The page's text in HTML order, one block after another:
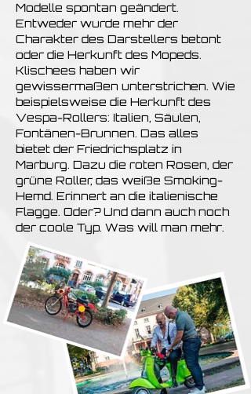
Modelle spontan geändert.
Entweder wurde mehr der
Charakter des Darstellers betont
oder die Herkunft des Mopeds.
Klischees haben wir
gewissermaßen unterstrichen. Wie
beispielsweise die Herkunft des
Vespa-Rollers: Italien, Säulen,
Fontänen-Brunnen. Das alles
bietet der Friedrichsplatz in
Marburg. Dazu die roten Rosen, der
grüne Roller, das weiße Smoking-
Hemd. Erinnert an die italienische
Flagge. Oder? Und dann auch noch
der coole Typ. Was will man mehr.